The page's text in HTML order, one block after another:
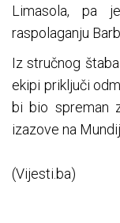
Limasola, pa
raspolaganju
Iz stručnog
ekipi priključi
bi bio spreman
izazove na
(Vijesti.ba)